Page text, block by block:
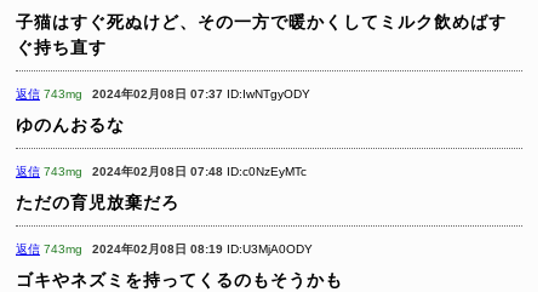
子猫はすぐ死ぬけど、その一方で暖かくしてミルク飲めばす
ぐ持ち直す
返信 743mg 2024年02月08日 07:37 ID:IwNTgyODY
ゆのんおるな
返信 743mg 2024年02月08日 07:48 ID:c0NzEyMTc
ただの育児放棄だろ
返信 743mg 2024年02月08日 08:19 ID:U3MjA0ODY
ゴキやネズミを持ってくるのもそうかも